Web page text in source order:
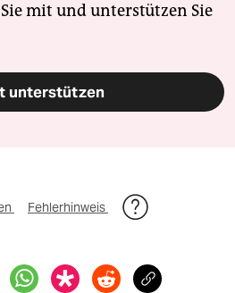
mit und unterstützen Sie
unterstützen
Fehlerhinweis